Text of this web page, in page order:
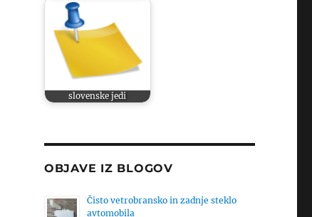
slovenske jedi
OBJAVE IZ BLOGOV
Čisto vetrobransko in zadnje steklo
avtomobila